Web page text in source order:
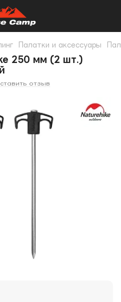
Палатки и аксессуары
250 мм (2 шт.)
отзыв